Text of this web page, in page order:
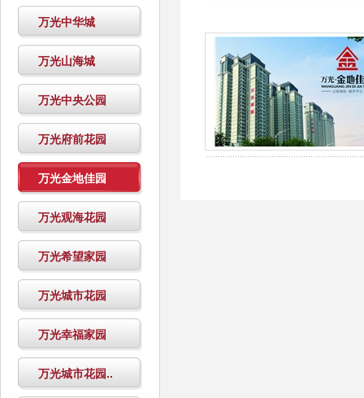
万光中华城
万光山海城
万光中央公园
万光府前花园
万光金地佳园
万光观海花园
万光希望家园
万光城市花园
万光幸福家园
万光城市花园..